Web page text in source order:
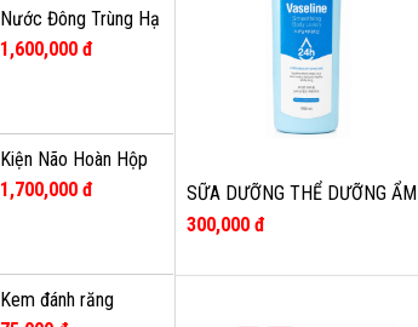
Nước Đông Trùng Hạ
Thảo Hộp Gỗ Vàng
1,600,000 đ
Kiện Não Hoàn Hộp
Gỗ Hàn Quốc
1,700,000 đ
Kem đánh răng
SỮA DƯỠNG THỂ DƯỠNG ẨM
DA VASELINE SMOOTHING
300,000 đ